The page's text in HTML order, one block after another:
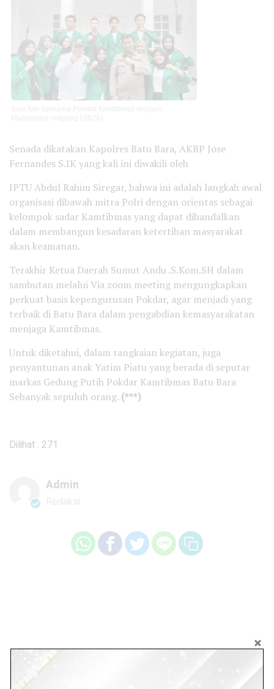
Senada dikatakan Kapolres Batu Bara, AKBP Jose
Fernandes S.IK yang kali ini diwakili oleh
IPTU Abdul Rahim Siregar, bahwa ini adalah langkah awal
organisasi dibawah mitra Polri dengan orientas sebagai
kelompok sadar Kamtibmas yang dapat dihandalkan
dalam membangun kesadaran ketertiban masyarakat
akan keamanan.
Terakhir Ketua Daerah Sumut Andu .S.Kom.SH dalam
sambutan melalui Via zoom meeting mengungkapkan
perkuat basis kepengurusan Pokdar, agar menjadi yang
terbaik di Batu Bara dalam pengabdian kemasyarakatan
menjaga Kamtibmas.
Untuk diketahui, dalam rangkaian kegiatan, juga
penyantunan anak Yatim Piatu yang berada di seputar
markas Gedung Putih Pokdar Kamtibmas Batu Bara
Sebanyak sepuluh orang. (***)
Dilihat : 271
Admin